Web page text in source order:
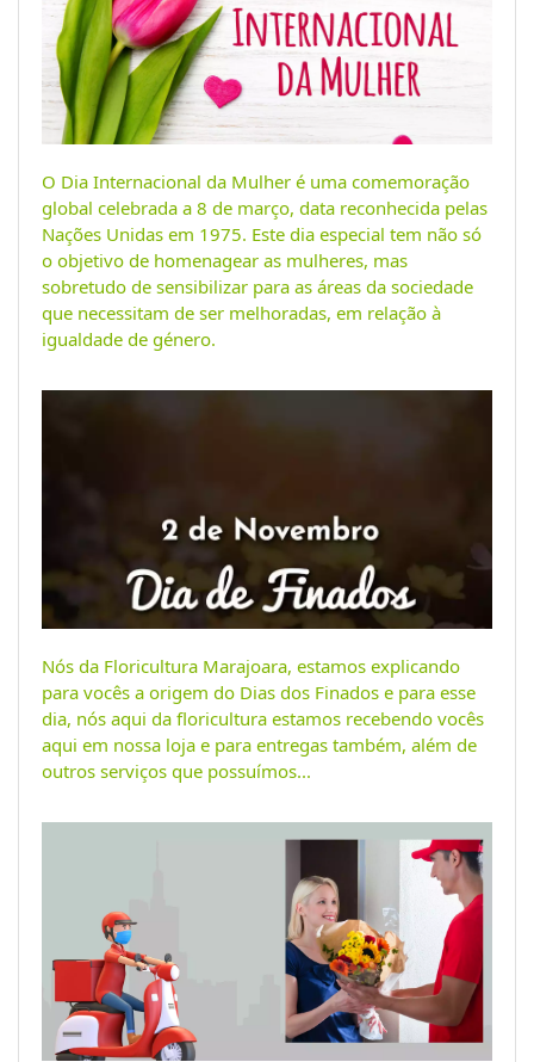
O Dia Internacional da Mulher é uma comemoração
global celebrada a 8 de março, data reconhecida pelas
Nações Unidas em 1975. Este dia especial tem não só
o objetivo de homenagear as mulheres, mas
sobretudo de sensibilizar para as áreas da sociedade
que necessitam de ser melhoradas, em relação à
igualdade de género.
Nós da Floricultura Marajoara, estamos explicando
para vocês a origem do Dias dos Finados e para esse
dia, nós aqui da floricultura estamos recebendo vocês
aqui em nossa loja e para entregas também, além de
outros serviços que possuímos...